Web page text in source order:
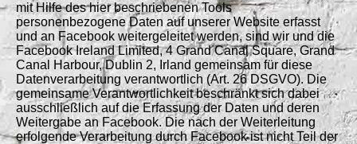
mit Hilfe des hier beschriebenen Tools
personenbezogene Daten auf unserer Website erfasst
und an Facebook weitergeleitet werden, sind wir und die
Facebook Ireland Limited, 4 Grand Canal Square, Grand
Canal Harbour, Dublin 2, Irland gemeinsam für diese
Datenverarbeitung verantwortlich (Art. 26 DSGVO). Die
gemeinsame Verantwortlichkeit beschränkt sich dabei
ausschließlich auf die Erfassung der Daten und deren
Weitergabe an Facebook. Die nach der Weiterleitung
erfolgende Verarbeitung durch Facebook ist nicht Teil der